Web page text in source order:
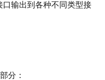
口输出到各种不同类型接
分：